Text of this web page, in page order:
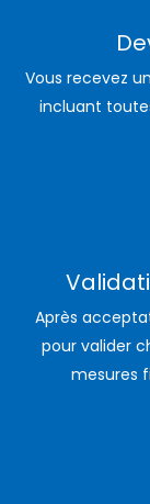
Vous recevez
incluant
Après
pour valider
mesures